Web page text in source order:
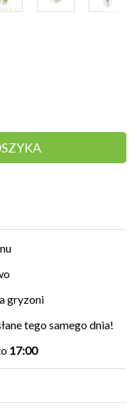
gryzoni
tego samego dnia!
17:00